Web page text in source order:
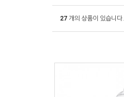
27 개의 상품이 있습니다.